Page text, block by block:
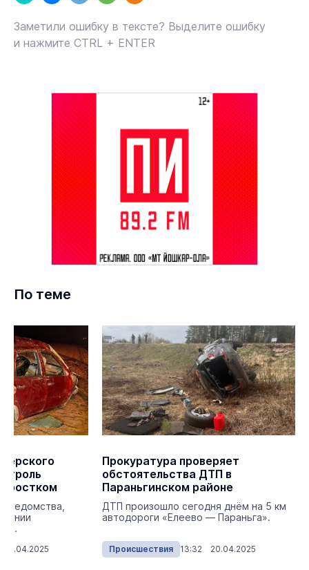
Заметили ошибку в тексте? Выделите ошибку
и нажмите CTRL + ENTER
По теме
ведомства,
Прокуратура проверяет
обстоятельства ДТП в
Параньгинском районе
ДТП произошло сегодня днём на 5 км
автодороги «Елеево — Параньга».
Происшествия 13:32 20.04.2025